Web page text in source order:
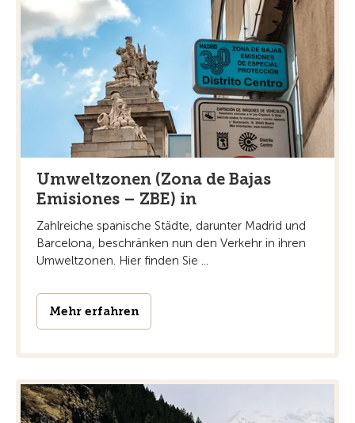
Umweltzonen (Zona de Bajas
Emisiones – ZBE) in
Zahlreiche spanische Städte, darunter Madrid und
Barcelona, beschränken nun den Verkehr in ihren
Umweltzonen. Hier finden Sie ...
Mehr erfahren